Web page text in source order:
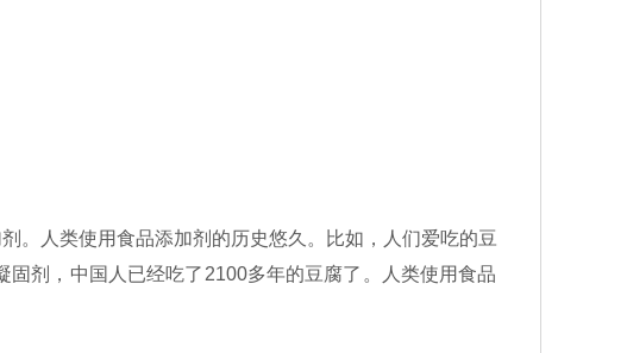
。人类使用食品添加剂的历史悠久。比如，人们爱吃的豆
剂，中国人已经吃了2100多年的豆腐了。人类使用食品